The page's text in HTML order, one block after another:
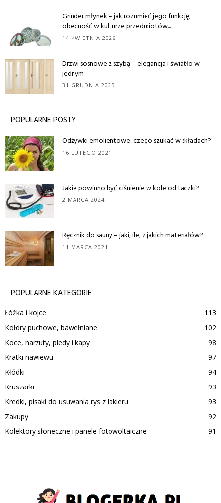
Grinder młynek – jak rozumieć jego funkcję,
obecność w kulturze przedmiotów...
14 KWIETNIA 2026
Drzwi sosnowe z szybą – elegancja i światło w
jednym
31 GRUDNIA 2025
POPULARNE POSTY
Odżywki emolientowe: czego szukać w składach?
16 LUTEGO 2021
Jakie powinno być ciśnienie w kole od taczki?
2 MARCA 2024
Ręcznik do sauny – jaki, ile, z jakich materiałów?
11 MARCA 2021
POPULARNE KATEGORIE
Łóżka i kojce
113
Kołdry puchowe, bawełniane
102
Koce, narzuty, pledy i kapy
98
Kratki nawiewu
97
Kłódki
94
Kruszarki
93
Kredki, pisaki do usuwania rys z lakieru
93
Zakupy
92
Kolektory słoneczne i panele fotowoltaiczne
91